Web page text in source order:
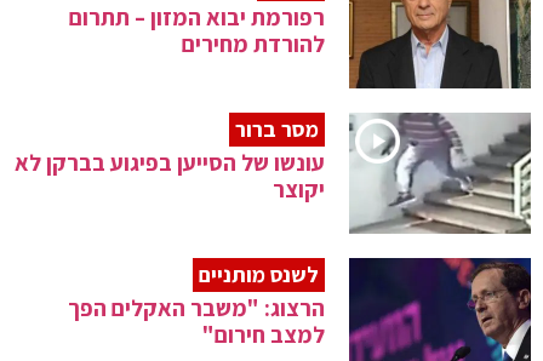
רפורמת יבוא המזון – תתרום
להורדת מחירים
מסר ברור
עונשו של הסייען בפיגוע בברקן לא
יקוצר
לשנס מותניים
הרצוג: "משבר האקלים הפך
למצב חירום"